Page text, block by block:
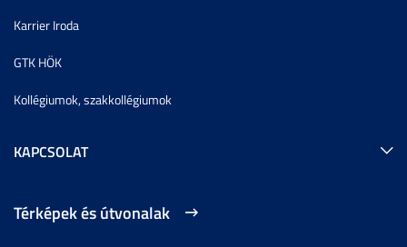
Karrier Iroda
GTK HÖK
Kollégiumok, szakkollégiumok
KAPCSOLAT
Térképek és útvonalak